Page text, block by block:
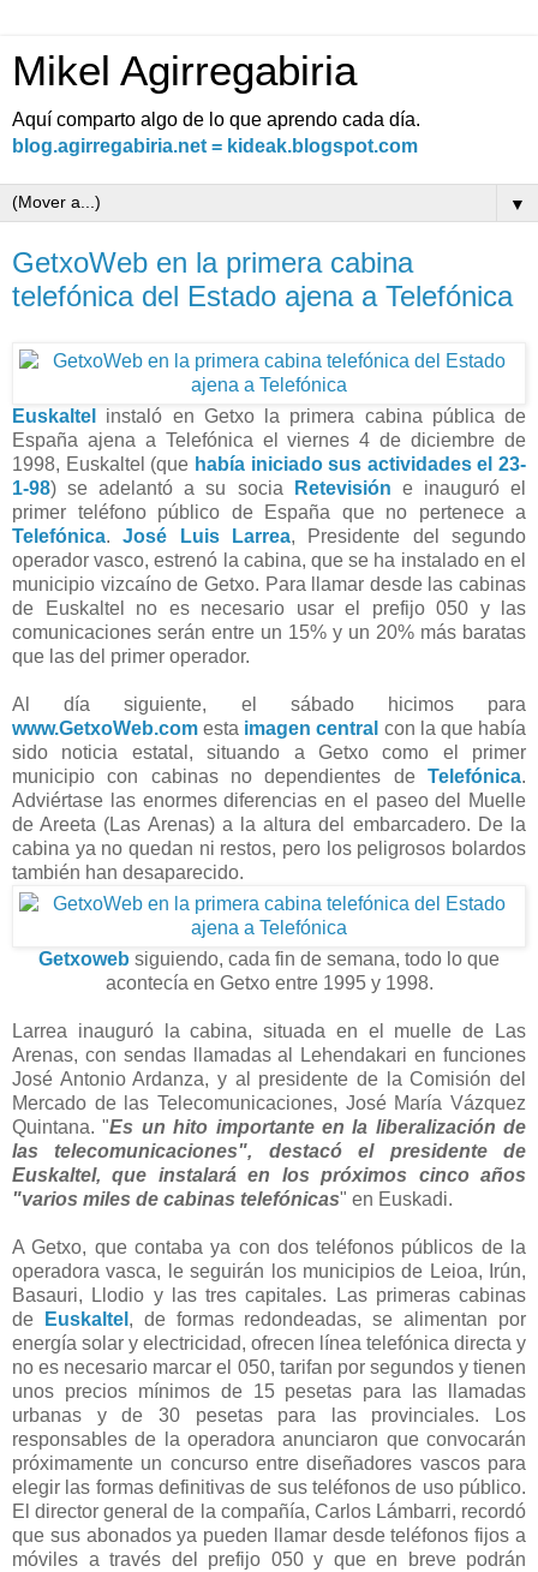
Mikel Agirregabiria
Aquí comparto algo de lo que aprendo cada día.
blog.agirregabiria.net = kideak.blogspot.com
▼
GetxoWeb en la primera cabina
telefónica del Estado ajena a Telefónica
Euskaltel
instaló en Getxo la primera cabina pública de
España ajena a Telefónica el viernes 4 de diciembre de
1998, Euskaltel (que había iniciado sus actividades el 23-
1-98) se adelantó a su socia Retevisión e inauguró el
primer teléfono público de España que no pertenece a
Telefónica.José Luis Larrea, Presidente del segundo
operador vasco, estrenó la cabina, que se ha instalado en el
municipio vizcaíno de Getxo. Para llamar desde las cabinas
de Euskaltel no es necesario usar el prefijo 050 y las
comunicaciones serán entre un 15% y un 20% más baratas
que las del primer operador.
Al día siguiente, el sábado hicimos para
www.GetxoWeb.com esta imagen central con la que había
sido noticia estatal, situando a Getxo como el primer
municipio con cabinas no dependientes de Telefónica.
Adviértase las enormes diferencias en el paseo del Muelle
de Areeta (Las Arenas) a la altura del embarcadero. De la
cabina ya no quedan ni restos, pero los peligrosos bolardos
también han desaparecido.
Getxoweb siguiendo, cada fin de semana, todo lo que
acontecía en Getxo entre 1995 y 1998.
Larrea inauguró la cabina, situada en el muelle de Las
Arenas, con sendas llamadas al Lehendakari en funciones
José Antonio Ardanza, y al presidente de la Comisión del
Mercado de las Telecomunicaciones, José María Vázquez
Quintana. "Es un hito importante en la liberalización de
las telecomunicaciones", destacó el presidente de
Euskaltel, que instalará en los próximos cinco años
"varios miles de cabinas telefónicas" en Euskadi.
A Getxo, que contaba ya con dos teléfonos públicos de la
operadora vasca, le seguirán los municipios de Leioa, Irún,
Basauri, Llodio y las tres capitales. Las primeras cabinas
de
Euskaltel , de formas redondeadas, se alimentan por
energía solar y electricidad, ofrecen línea telefónica directa y
no es necesario marcar el 050, tarifan por segundos y tienen
unos precios mínimos de 15 pesetas para las llamadas
urbanas y de 30 pesetas para las provinciales. Los
responsables de la operadora anunciaron que convocarán
próximamente un concurso entre diseñadores vascos para
elegir las formas definitivas de sus teléfonos de uso público.
El director general de la compañía, Carlos Lámbarri, recordó
que sus abonados ya pueden llamar desde teléfonos fijos a
móviles a través del prefijo 050 y que en breve podrán